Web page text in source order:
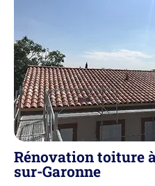
Rénovation toiture
sur-Garonne